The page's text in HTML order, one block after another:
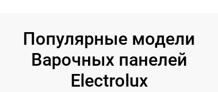
Популярные модели
Варочных панелей
Electrolux